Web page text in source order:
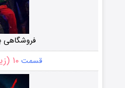
فروشگاهی
قسمت۱۰ (زیرنویس)